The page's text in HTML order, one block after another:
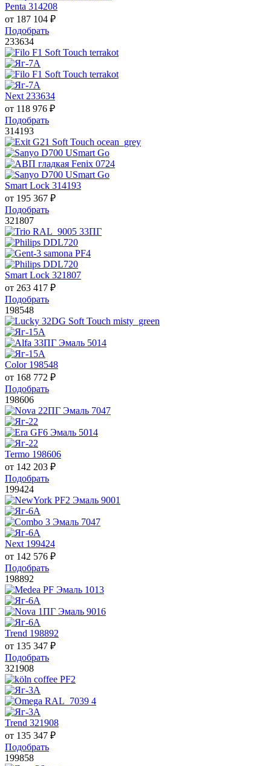
Penta 314208
от 187 104 ₽
Подобрать
233634
Next 233634
от 118 976 ₽
Подобрать
314193
Smart Lock 314193
от 195 367 ₽
Подобрать
321807
Smart Lock 321807
от 263 417 ₽
Подобрать
198548
Color 198548
от 168 772 ₽
Подобрать
198606
Termo 198606
от 142 203 ₽
Подобрать
199424
Next 199424
от 142 576 ₽
Подобрать
198892
Trend 198892
от 135 347 ₽
Подобрать
321908
Trend 321908
от 135 347 ₽
Подобрать
199858